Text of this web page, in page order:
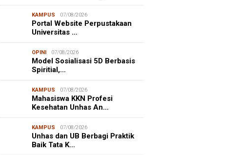
KAMPUS 07/08/2026
Portal Website Perpustakaan
Universitas …
OPINI 07/08/2026
Model Sosialisasi 5D Berbasis
Spiritial,…
KAMPUS 07/08/2026
Mahasiswa KKN Profesi
Kesehatan Unhas An…
KAMPUS 07/08/2026
Unhas dan UB Berbagi Praktik
Baik Tata K…